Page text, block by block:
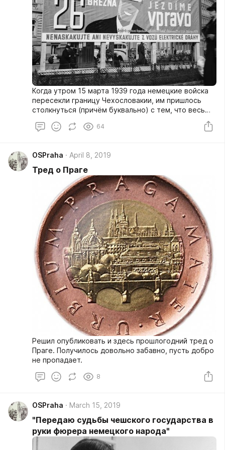
Когда утром 15 марта 1939 года немецкие войска
пересекли границу Чехословакии, им пришлось
столкнуться (причём буквально) с тем, что весь
транспорт здесь ездил не как во всей остальной
континентальной Европе – по правой стороне, а по
сейчас в Великобритании.
64
OSPraha April 8, 2019
Тред о Праге
Решил опубликовать и здесь прошлогодний тред о
Праге. Получилось довольно забавно, пусть добро
не пропадает.
8
OSPraha March 15, 2019
"Передаю судьбы чешского государства в
руки фюрера немецкого народа"